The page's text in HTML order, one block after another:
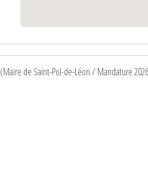
(Maire de Saint-Pol-de-Léon / Mandature